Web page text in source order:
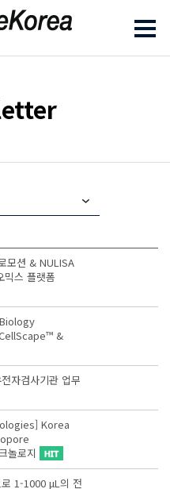
모션 & NULISA
믹스 플랫폼
&
자검사기관 업무
Korea
놀로지
1-1000 μL의 전